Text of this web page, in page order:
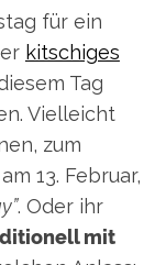
für ein
kitschiges
Tag
Vielleicht
zum
13. Februar,
. Oder ihr
mit